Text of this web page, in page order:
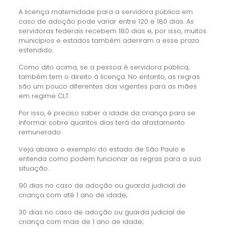
A licença maternidade para a servidora pública em
caso de adoção pode variar entre 120 e 180 dias. As
servidoras federais recebem 180 dias e, por isso, muitos
municípios e estados também aderiram a esse prazo
estendido.
Como dito acima, se a pessoa é servidora pública,
também tem o direito à licença. No entanto, as regras
são um pouco diferentes das vigentes para as mães
em regime CLT.
Por isso, é preciso saber a idade da criança para se
informar sobre quantos dias terá de afastamento
remunerado.
Veja abaixo o exemplo do estado de São Paulo e
entenda como podem funcionar as regras para a sua
situação.
90 dias no caso de adoção ou guarda judicial de
criança com até 1 ano de idade;
30 dias no caso de adoção ou guarda judicial de
criança com mais de 1 ano de idade;